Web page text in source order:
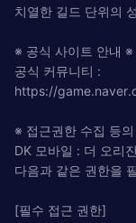
치열한 길드 단위의
※ 공식 사이트 안내 ※
공식 커뮤니티 :
https://
※ 접근권한 수집 등
DK 모바일 : 더 오리
다음과 같은 권한을
[필수 접근 권한]